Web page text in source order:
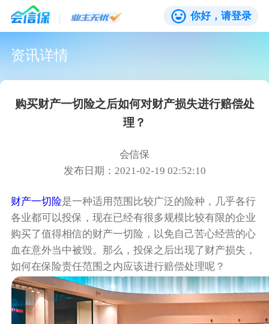
你好，请登录
资讯详情
购买财产一切险‍之后如何对财产损失进行赔偿处
理？
会信保
发布日期：2021-02-19 02:52:10
财产一切险‍是一种适用范围比较广泛的险种，几乎各行
各业都可以投保，现在已经有很多规模比较有限的企业
购买了值得相信的财产一切险‍，以免自己苦心经营的心
血在意外当中被毁。那么，投保之后出现了财产损失，
如何在保险责任范围之内应该进行赔偿处理呢？